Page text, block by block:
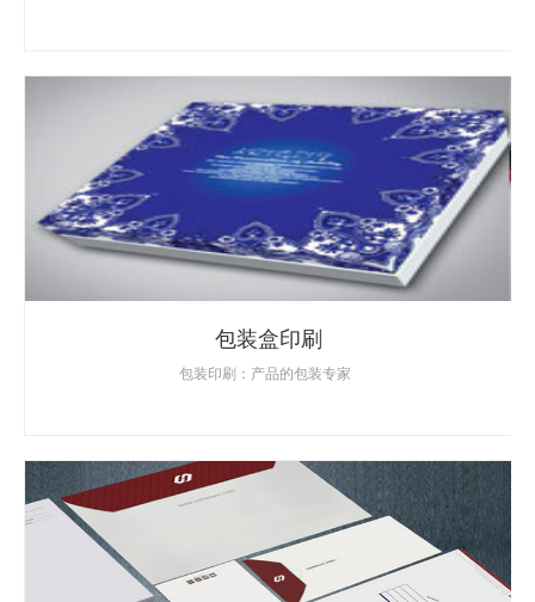
包装盒印刷
包装印刷：产品的包装专家